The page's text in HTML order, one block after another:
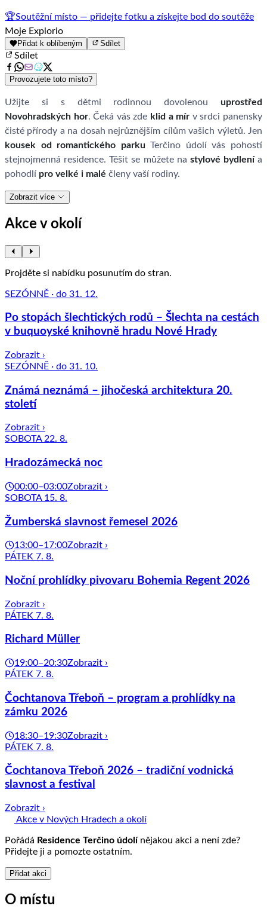
🏆Soutěžní místo — přidejte fotku a získejte bod do soutěže
Moje Explorio
Přidat k oblíbeným Sdílet
Sdílet
Provozujete toto místo?
Užijte si s dětmi rodinnou dovolenou uprostřed
Novohradských hor. Čeká vás zde klid a mír v srdci panensky
čisté přírody a na dosah nejrůznějším cílům vašich výletů. Jen
kousek od romantického parkuTerčino údolí vás pohostí
stejnojmenná residence. Těšit se můžete na stylové bydlení a
pohodlí pro velké i malé členy vaší rodiny.
Zobrazit více
Akce v okolí
Projděte si nabídku posunutím do stran.
SEZÓNNĚ · do 31. 12.
Po stopách šlechtických rodů – Šlechta na cestách
v buquoyské knihovně hradu Nové Hrady
Zobrazit ›
SEZÓNNĚ · do 31. 10.
Známá neznámá – jihočeská architektura 20.
století
Zobrazit ›
SOBOTA 22. 8.
Hradozámecká noc
00:00–03:00Zobrazit ›
SOBOTA 15. 8.
Žumberská slavnost řemesel 2026
13:00–17:00Zobrazit ›
PÁTEK 7. 8.
Noční prohlídky pivovaru Bohemia Regent 2026
Zobrazit ›
PÁTEK 7. 8.
Richard Müller
19:00–20:30Zobrazit ›
PÁTEK 7. 8.
Čochtanova Třeboň – program a prohlídky na
zámku 2026
18:30–19:30Zobrazit ›
PÁTEK 7. 8.
Čochtanova Třeboň 2026 – tradiční vodnická
slavnost a festival
Zobrazit ›
Akce v Nových Hradech a okolí
Pořádá Residence Terčino údolínějakou akci a není zde?
Přidejte ji a pomozte ostatním.
Přidat akci
O místu